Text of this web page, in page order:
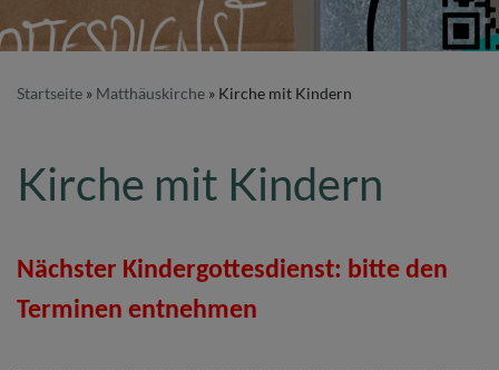
Startseite Matthäuskirche Kirche mit Kindern
Kirche mit Kindern
Nächster Kindergottesdienst: bitte den
Terminen entnehmen